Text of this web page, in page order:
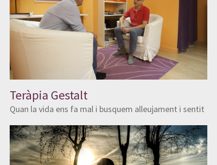
Teràpia Gestalt
Quan la vida ens fa mal i busquem alleujament i sentit